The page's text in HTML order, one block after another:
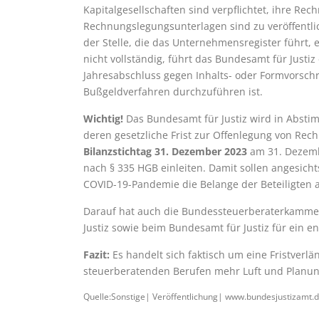
Kapitalgesellschaften sind verpflichtet, ihre
Rechnungslegungsunterlagen sind zu
der Stelle, die das Unternehmensregister
nicht vollständig, führt das Bundesamt für
Jahresabschluss gegen Inhalts- oder
Bußgeldverfahren durchzuführen ist.
Wichtig! Das Bundesamt für Justiz wird in
deren gesetzliche Frist zur Offenlegung von
Bilanzstichtag 31. Dezember 2023 am 31.
nach § 335 HGB einleiten. Damit sollen
COVID-19-Pandemie die Belange der
Darauf hat auch die
Justiz sowie beim Bundesamt für Justiz für ein
Fazit: Es handelt sich faktisch um eine
steuerberatenden Berufen mehr Luft und
Quelle:Sonstige| Veröffentlichung|